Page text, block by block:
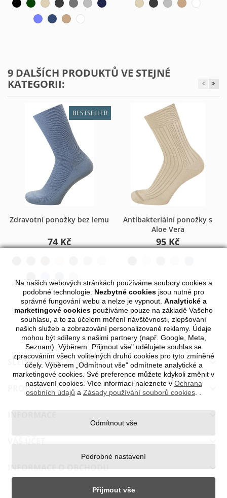
9 DALŠÍCH PRODUKTŮ VE STEJNÉ
KATEGORII:
BESTSELLER
Zdravotní ponožky bez lemu
74 Kč
Antibakteriální ponožky s
Aloe Vera
95 Kč
SLEDUJTE NÁS NA SÍTÍCH 
PRODUKTY
INFORMACE 
VÁŠ ÚČET 
INFORMACE O OBCHODU 
Na našich webových stránkách používáme soubory cookies a
podobné technologie. Nezbytné cookies jsou nutné pro
správné fungování webu a nelze je vypnout. Analytické a
marketingové cookies používáme pouze na základě Vašeho
souhlasu, a to za účelem měření návštěvnosti, zlepšování
našich služeb a zobrazování personalizované reklamy. Údaje
mohou být sdíleny s našimi partnery (např. Google, Meta,
Seznam). Výběrem „Přijmout vše" udělujete souhlas se
zpracováním všech volitelných druhů cookies pro tyto zmíněné
účely. Výběrem „Odmítnout vše" odmítnete analytické a
marketingové cookies. Své preference můžete kdykoli změnit v
nastavení cookies. Více informací naleznete v Ochrana
osobních údajů a Zásady používání souborů cookies
Odmítnout vše
Podrobné nastavení
Přijmout vše